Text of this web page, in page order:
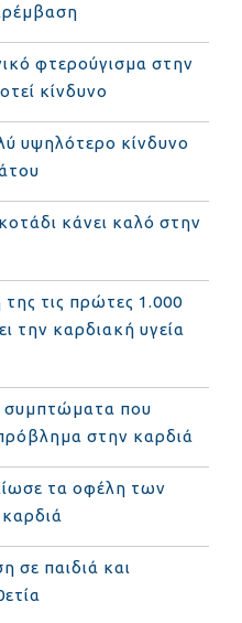
φτερούγισμα στην
κίνδυνο
υψηλότερο κίνδυνο
κάνει καλό στην
τις πρώτες 1.000
την καρδιακή υγεία
συμπτώματα που
στην καρδιά
τα οφέλη των
σε παιδιά και